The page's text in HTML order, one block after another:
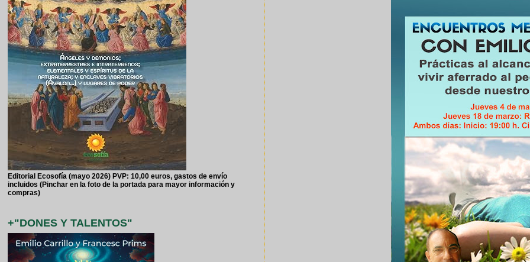
Editorial Ecosofía (mayo 2026) PVP: 10,00 euros, gastos de envío
incluidos (Pinchar en la foto de la portada para mayor información y
compras)
+"DONES Y TALENTOS"